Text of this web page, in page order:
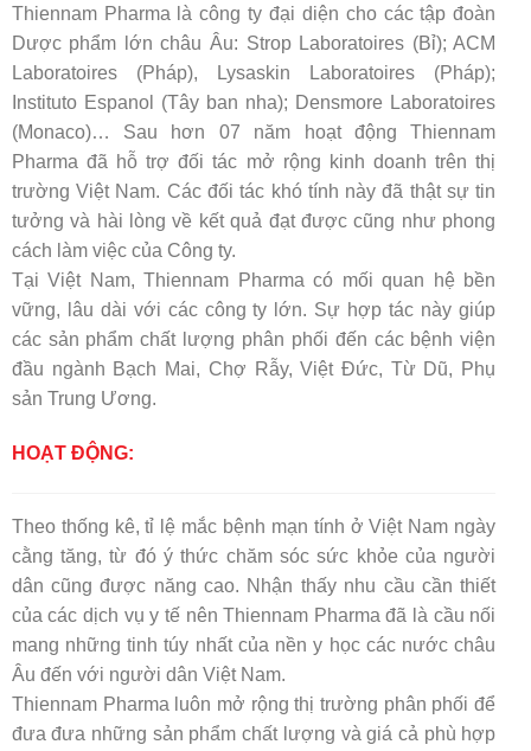
Thiennam Pharma là công ty đại diện cho các tập đoàn
Dược phẩm lớn châu Âu: Strop Laboratoires (Bỉ); ACM
Laboratoires (Pháp), Lysaskin Laboratoires (Pháp);
Instituto Espanol (Tây ban nha); Densmore Laboratoires
(Monaco)… Sau hơn 07 năm hoạt động Thiennam
Pharma đã hỗ trợ đối tác mở rộng kinh doanh trên thị
trường Việt Nam. Các đối tác khó tính này đã thật sự tin
tưởng và hài lòng về kết quả đạt được cũng như phong
cách làm việc của Công ty.
Tại Việt Nam, Thiennam Pharma có mối quan hệ bền
vững, lâu dài với các công ty lớn. Sự hợp tác này giúp
các sản phẩm chất lượng phân phối đến các bệnh viện
đầu ngành Bạch Mai, Chợ Rẫy, Việt Đức, Từ Dũ, Phụ
sản Trung Ương.
HOẠT ĐỘNG:
Theo thống kê, tỉ lệ mắc bệnh mạn tính ở Việt Nam ngày
cằng tăng, từ đó ý thức chăm sóc sức khỏe của người
dân cũng được năng cao. Nhận thấy nhu cầu cần thiết
của các dịch vụ y tế nên Thiennam Pharma đã là cầu nối
mang những tinh túy nhất của nền y học các nước châu
Âu đến với người dân Việt Nam.
Thiennam Pharma luôn mở rộng thị trường phân phối để
đưa đưa những sản phẩm chất lượng và giá cả phù hợp